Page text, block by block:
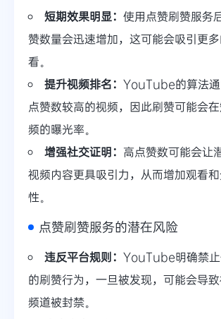
短期效果明显： 使用点赞刷赞服务
赞数量会迅速增加，这可能会吸引更
看。
提升视频排名： YouTube的算法
点赞数较高的视频，因此刷赞可能会
频的曝光率。
增强社交证明： 高点赞数可能会让
视频内容更具吸引力，从而增加观看
性。
点赞刷赞服务的潜在风险
违反平台规则： YouTube明确禁
的刷赞行为，一旦被发现，可能会导
频道被封禁。